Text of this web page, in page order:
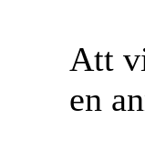
Att
en